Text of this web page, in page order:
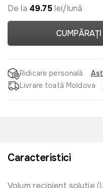
De la 49.75 lei/lună
Ridicare personală
Livrare toată Moldova
Caracteristici
Volum recipient solutie